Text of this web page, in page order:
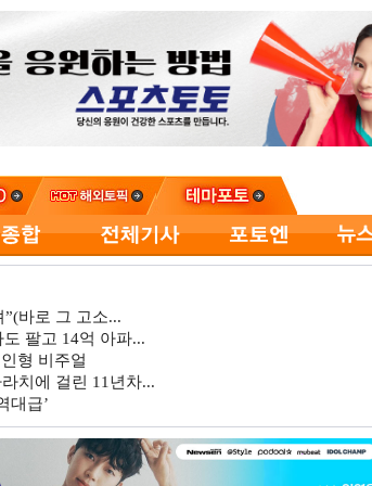
바로 그 고소...
팔고 14억 아파...
형 비주얼
치에 걸린 11년차...
대급’